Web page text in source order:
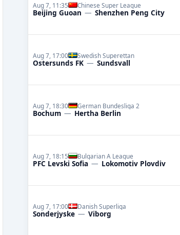
Aug 7, 11:35 Chinese Super League
Beijing Guoan — Shenzhen Peng City
Aug 7, 17:00 Swedish Superettan
Ostersunds FK — Sundsvall
Aug 7, 18:30 German Bundesliga 2
Bochum — Hertha Berlin
Aug 7, 18:15 Bulgarian A League
PFC Levski Sofia — Lokomotiv Plovdiv
Aug 7, 17:00 Danish Superliga
Sonderjyske — Viborg